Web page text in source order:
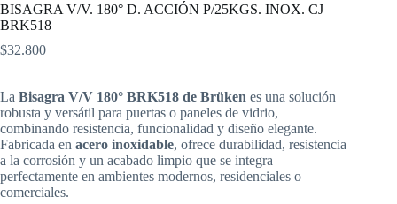
BISAGRA V/V. 180° D. ACCIÓN P/25KGS. INOX. CJ
BRK518
$32.800
La Bisagra V/V 180° BRK518 de Brüken es una solución
robusta y versátil para puertas o paneles de vidrio,
combinando resistencia, funcionalidad y diseño elegante.
Fabricada en acero inoxidable, ofrece durabilidad, resistencia
a la corrosión y un acabado limpio que se integra
perfectamente en ambientes modernos, residenciales o
comerciales.